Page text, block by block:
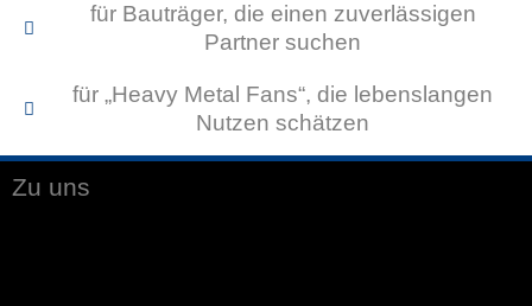
für Bauträger, die einen zuverlässigen
Partner suchen
für „Heavy Metal Fans“, die lebenslangen
Nutzen schätzen
Zu uns